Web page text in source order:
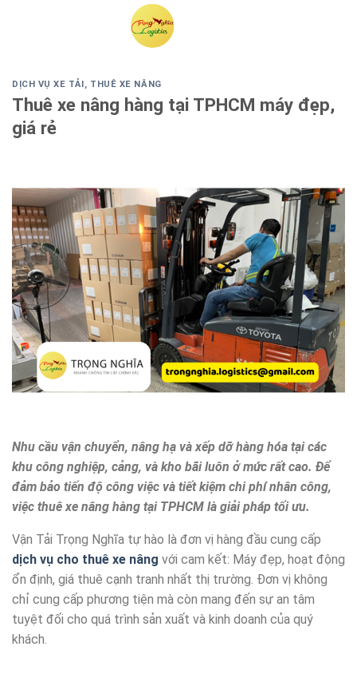
DỊCH VỤ XE TẢI, THUÊ XE NÂNG
Thuê xe nâng hàng tại TPHCM máy đẹp,
giá rẻ
Nhu cầu vận chuyển, nâng hạ và xếp dỡ hàng hóa tại các
khu công nghiệp, cảng, và kho bãi luôn ở mức rất cao. Để
đảm bảo tiến độ công việc và tiết kiệm chi phí nhân công,
việc thuê xe nâng hàng tại TPHCM là giải pháp tối ưu.
Vận Tải Trọng Nghĩa tự hào là đơn vị hàng đầu cung cấp
dịch vụ cho thuê xe nâng với cam kết: Máy đẹp, hoạt động
ổn định, giá thuê cạnh tranh nhất thị trường. Đơn vị không
chỉ cung cấp phương tiện mà còn mang đến sự an tâm
tuyệt đối cho quá trình sản xuất và kinh doanh của quý
khách.